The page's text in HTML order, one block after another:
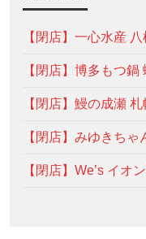
【閉店】一心水産
【閉店】博多もつ鍋
【閉店】鰻の成瀬
【閉店】みゆきちゃ
【閉店】We’s イオ